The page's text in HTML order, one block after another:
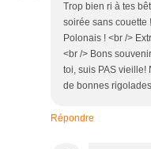
Trop bien ri à tes
soirée sans couette
Polonais ! <br />
<br /> Bons
toi, suis PAS vieille!
de bonnes
Répondre